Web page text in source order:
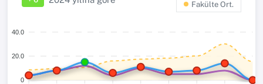
Fakülte Ort.
40.0
20.0
0